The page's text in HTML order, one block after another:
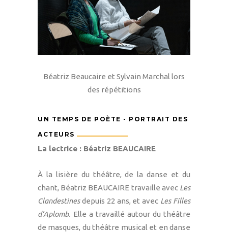
Béatriz Beaucaire et Sylvain Marchal lors
des répétitions
UN TEMPS DE POÈTE - PORTRAIT DES
ACTEURS
La lectrice : Béatriz BEAUCAIRE
À la lisière du théâtre, de la danse et du
chant, Béatriz BEAUCAIRE travaille avec Les
Clandestinesdepuis 22 ans, et avec Les Filles
d’Aplomb. Elle a travaillé autour du théâtre
de masques, du théâtre musical et en danse